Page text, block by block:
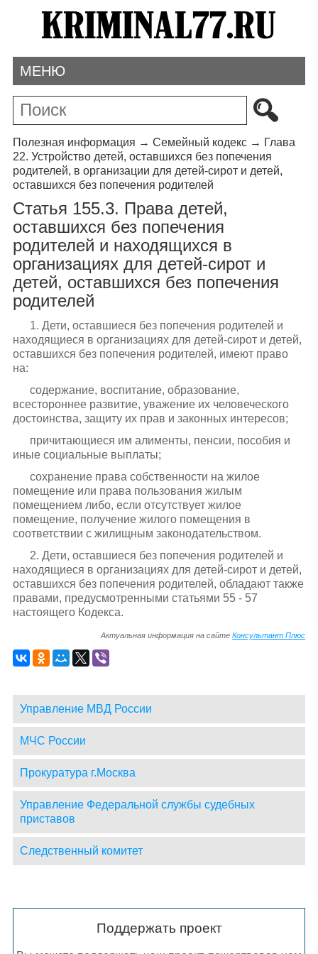
МЕНЮ
Полезная информация → Семейный кодекс→ Глава
22. Устройство детей, оставшихся без попечения
родителей, в организации для детей-сирот и детей,
оставшихся без попечения родителей
Статья 155.3. Права детей,
оставшихся без попечения
родителей и находящихся в
организациях для детей-сирот и
детей, оставшихся без попечения
родителей
1. Дети, оставшиеся без попечения родителей и
находящиеся в организациях для детей-сирот и детей,
оставшихся без попечения родителей, имеют право
на:
содержание, воспитание, образование,
всестороннее развитие, уважение их человеческого
достоинства, защиту их прав и законных интересов;
причитающиеся им алименты, пенсии, пособия и
иные социальные выплаты;
сохранение права собственности на жилое
помещение или права пользования жилым
помещением либо, если отсутствует жилое
помещение, получение жилого помещения в
соответствии с жилищным законодательством.
2. Дети, оставшиеся без попечения родителей и
находящиеся в организациях для детей-сирот и детей,
оставшихся без попечения родителей, обладают также
правами, предусмотренными статьями 55 - 57
настоящего Кодекса.
Актуальная информация на сайтеКонсультант Плюс
Управление МВД России
МЧС России
Прокуратура г.Москва
Управление Федеральной службы судебных
приставов
Следственный комитет
Поддержать проект